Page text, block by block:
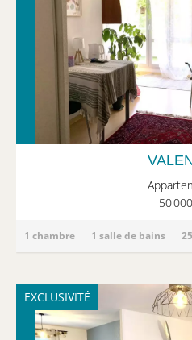
50
1 chambre 1 salle de bains
EXCLUSIVITÉ